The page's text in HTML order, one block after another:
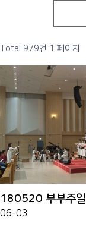
Total 979건 1 페이지
180520 부부주일
06-03